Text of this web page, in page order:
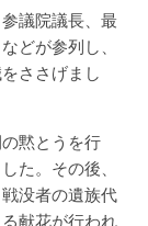
議院議長、最
どが参列し、
ささげまし
黙とうを行
た。その後、
没者の遺族代
献花が行われ